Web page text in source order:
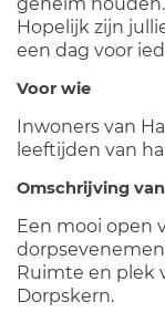
Hopelijk zijn
een dag voor
Voor wie
Inwoners van
leeftijden van
Omschrijving
Een mooi open
Ruimte en plek
Dorpskern.